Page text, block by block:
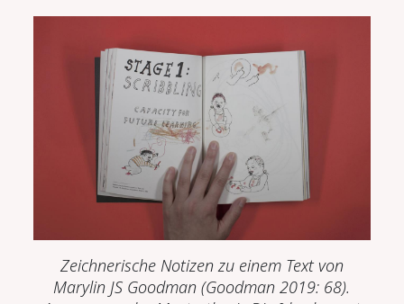
Zeichnerische Notizen zu einem Text von
Marylin JS Goodman (Goodman 2019: 68).